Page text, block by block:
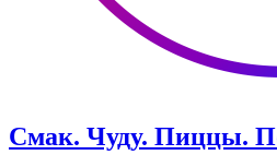
Смак. Чуду. Пиццы.